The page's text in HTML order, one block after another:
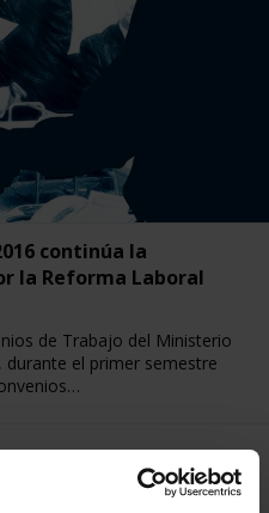
continúa la
la Reforma Laboral
de Trabajo del Ministerio
durante el primer semestre